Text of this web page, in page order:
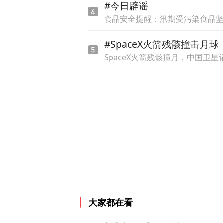
#今日辟谣
食品安全提醒：汛期受污染食品
#SpaceX火箭残骸撞击月球
SpaceX火箭残骸撞月，中国卫星
大家都在看